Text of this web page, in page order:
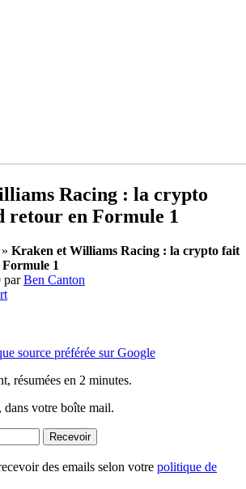
Racing : la crypto
retour en Formule 1
» Kraken et Williams Racing : la crypto fait
1
parBen Canton
source préférée sur Google
résumées en 2 minutes.
votre boîte mail.
Recevoir
des emails selon votre politique de